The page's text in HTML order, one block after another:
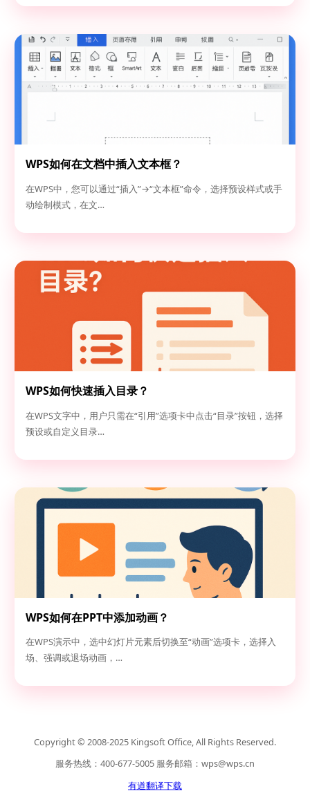
WPS如何在文档中插入文本框？
在WPS中，您可以通过“插入”→“文本框”命令，选择预设样式或手
动绘制模式，在文…
WPS如何快速插入目录？
在WPS文字中，用户只需在“引用”选项卡中点击“目录”按钮，选择
预设或自定义目录…
WPS如何在PPT中添加动画？
在WPS演示中，选中幻灯片元素后切换至“动画”选项卡，选择入
场、强调或退场动画，…
Copyright © 2008-2025 Kingsoft Office, All Rights Reserved.
服务热线：400-677-5005 服务邮箱： wps@wps.cn
有道翻译下载